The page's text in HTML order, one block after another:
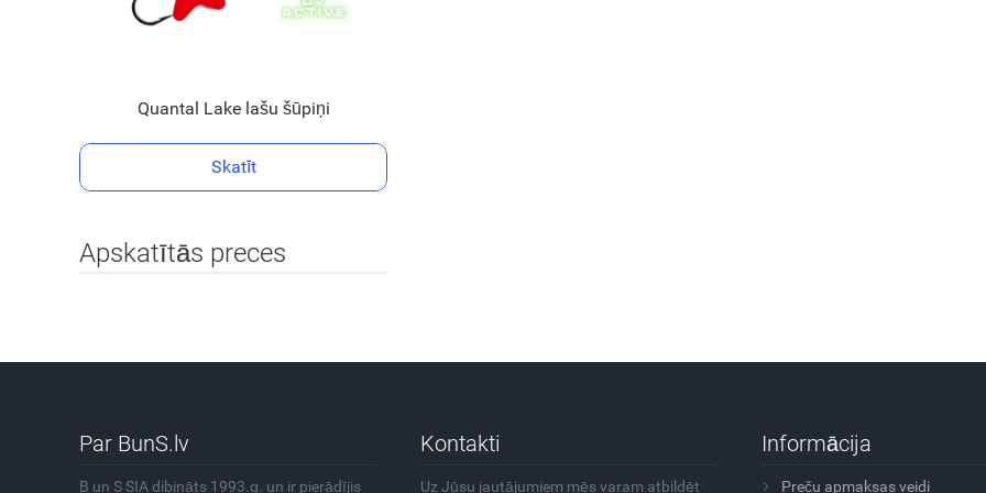
Quantal Lake lašu šūpiņi
Skatīt
Apskatītās preces
Par BunS.lv
B un S SIA dibināts 1993.g. un ir pierādījis
Kontakti
Uz Jūsu jautājumiem mēs varam atbildēt
Informācija
Preču apmaksas veidi